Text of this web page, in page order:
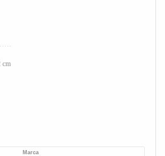
cm
Marca